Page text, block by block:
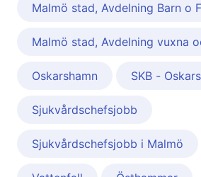
Malmö stad, Avdelning Barn o
Malmö stad, Avdelning vuxna
Oskarshamn SKB -
Sjukvårdschefsjobb
Sjukvårdschefsjobb i Malmö